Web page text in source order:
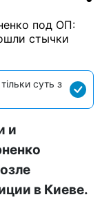
суть з
и
в Киеве.